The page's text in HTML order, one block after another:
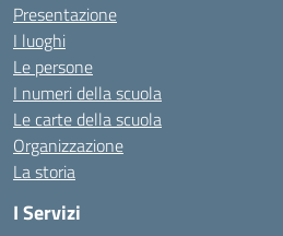
Presentazione
I luoghi
Le persone
I numeri della scuola
Le carte della scuola
Organizzazione
La storia
I Servizi